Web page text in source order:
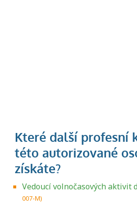
Vedoucí volnočasových aktivit
007-M)